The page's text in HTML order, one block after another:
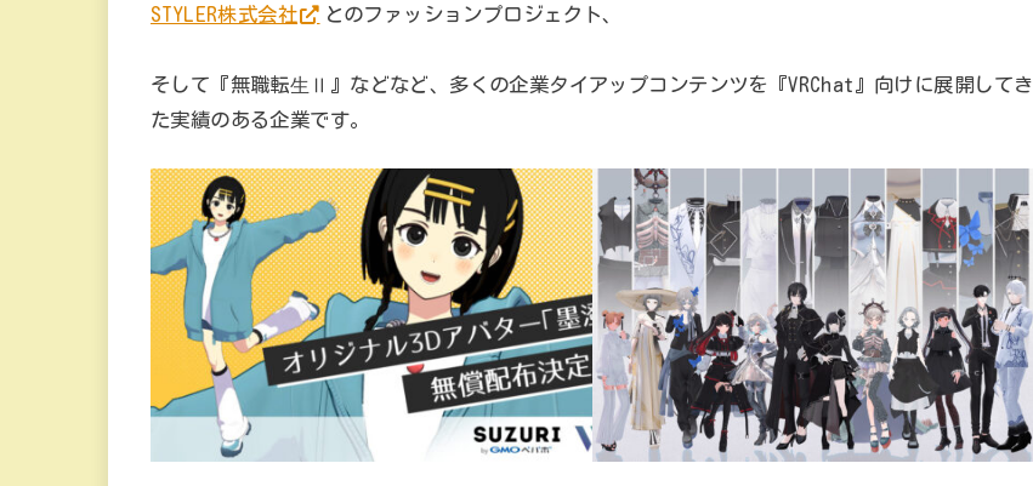
STYLER株式会社
とのファッションプロジェクト、
そして『無職転⽣Ⅱ』などなど、多くの企業タイアップコンテンツを『VRChat』向けに展開してき
た実績のある企業です。